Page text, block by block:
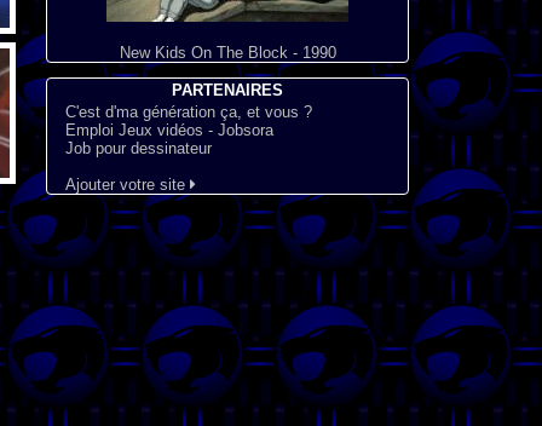
New Kids On The Block - 1990
PARTENAIRES
C'est d'ma génération ça, et vous ?
Emploi Jeux vidéos - Jobsora
Job pour dessinateur
Ajouter votre site